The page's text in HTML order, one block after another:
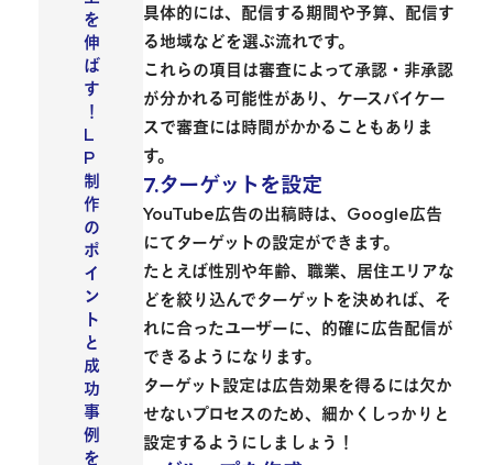
具体的には、配信する期間や予算、配信す
る地域などを選ぶ流れです。
これらの項目は審査によって承認・非承認
が分かれる可能性があり、ケースバイケー
スで審査には時間がかかることもありま
す。
7.ターゲットを設定
YouTube広告の出稿時は、Google広告
にてターゲットの設定ができます。
たとえば性別や年齢、職業、居住エリアな
どを絞り込んでターゲットを決めれば、そ
れに合ったユーザーに、的確に広告配信が
できるようになります。
ターゲット設定は広告効果を得るには欠か
せないプロセスのため、細かくしっかりと
設定するようにしましょう！
を
伸
ば
す
！
L
P
制
作
の
ポ
イ
ン
ト
と
成
功
事
例
を